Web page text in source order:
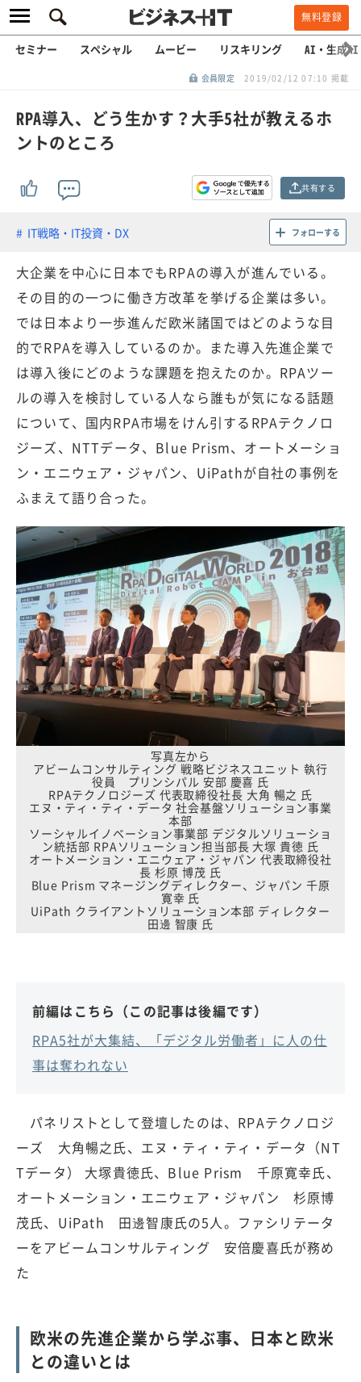
無料登録
セミナー スペシャル ムービー リスキリング AI・生成AI
会員限定 2019/02/12 07:10 掲載
RPA導入、どう生かす？大手5社が教えるホ
ントのところ
共有する
IT戦略・IT投資・DX フォローする
大企業を中心に日本でもRPAの導入が進んでいる。
その目的の一つに働き方改革を挙げる企業は多い。
では日本より一歩進んだ欧米諸国ではどのような目
的でRPAを導入しているのか。また導入先進企業で
は導入後にどのような課題を抱えたのか。RPAツー
ルの導入を検討している人なら誰もが気になる話題
について、国内RPA市場をけん引するRPAテクノロ
ジーズ、NTTデータ、Blue Prism、オートメーショ
ン・エニウェア・ジャパン、UiPathが自社の事例を
ふまえて語り合った。
写真左から
アビームコンサルティング 戦略ビジネスユニット 執行
役員 プリンシパル 安部 慶喜 氏
RPAテクノロジーズ 代表取締役社長 大角 暢之 氏
エヌ・ティ・ティ・データ 社会基盤ソリューション事業
本部
ソーシャルイノベーション事業部 デジタルソリューショ
ン統括部 RPAソリューション担当部長 大塚 貴徳 氏
オートメーション・エニウェア・ジャパン 代表取締役社
長 杉原 博茂 氏
Blue Prism マネージングディレクター、ジャパン 千原
寛幸 氏
UiPath クライアントソリューション本部 ディレクター
田邊 智康 氏
前編はこちら（この記事は後編です）
RPA5社が大集結、「デジタル労働者」に人の仕
事は奪われない
パネリストとして登壇したのは、RPAテクノロジ
ーズ 大角暢之氏、エヌ・ティ・ティ・データ（NT
Tデータ） 大塚貴徳氏、Blue Prism 千原寛幸氏、
オートメーション・エニウェア・ジャパン 杉原博
茂氏、UiPath 田邊智康氏の5人。ファシリテータ
ーをアビームコンサルティング 安倍慶喜氏が務め
た
欧米の先進企業から学ぶ事、日本と欧米
との違いとは